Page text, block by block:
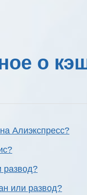
о
Алиэкспресс?
развод?
или развод?